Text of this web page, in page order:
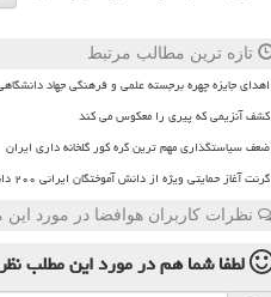
تازه ترین مطالب مرتبط
اهدای جایزه چهره برجسته علمی و فرهنگی جهاد
کشف آنزیمی که پیری را معکوس می کند
ضعف سیاستگذاری مهم ترین گره کور گلخانه داری ایران
گرنت آغاز حمایتی ویژه از دانش آموختگان ایرانی ۲۰۰ دانشگاه برتر جهان
نظرات کاربران هوافضا در مورد
لطفا شما همدر مورد این مطلب